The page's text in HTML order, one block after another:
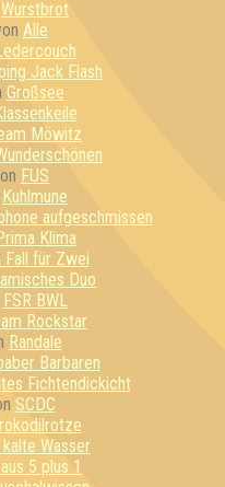
Wurstbrot
Alle
Jack Flash
Großsee
Möwitz
FUS
Kuhlmune
aufgeschmissen
Klima
Fall für Zwei
Duo
FSR BWL
Rockstar
Randale
Barbaren
Fichtendickicht
SCDC
kalte Wasser
5 plus 1